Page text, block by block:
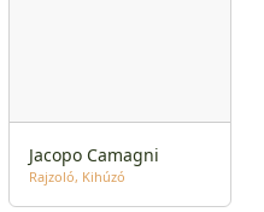
Jacopo Camagni
Rajzoló Kihúzó